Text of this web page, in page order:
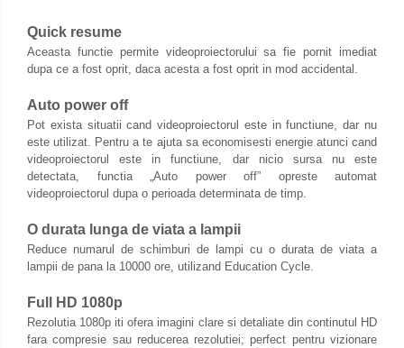
Quick resume
Aceasta functie permite videoproiectorului sa fie pornit imediat
dupa ce a fost oprit, daca acesta a fost oprit in mod accidental.
Auto power off
Pot exista situatii cand videoproiectorul este in functiune, dar nu
este utilizat. Pentru a te ajuta sa economisesti energie atunci cand
videoproiectorul este in functiune, dar nicio sursa nu este
detectata, functia „Auto power off” opreste automat
videoproiectorul dupa o perioada determinata de timp.
O durata lunga de viata a lampii
Reduce numarul de schimburi de lampi cu o durata de viata a
lampii de pana la 10000 ore, utilizand Education Cycle.
Full HD 1080p
Rezolutia 1080p iti ofera imagini clare si detaliate din continutul HD
fara compresie sau reducerea rezolutiei; perfect pentru vizionare